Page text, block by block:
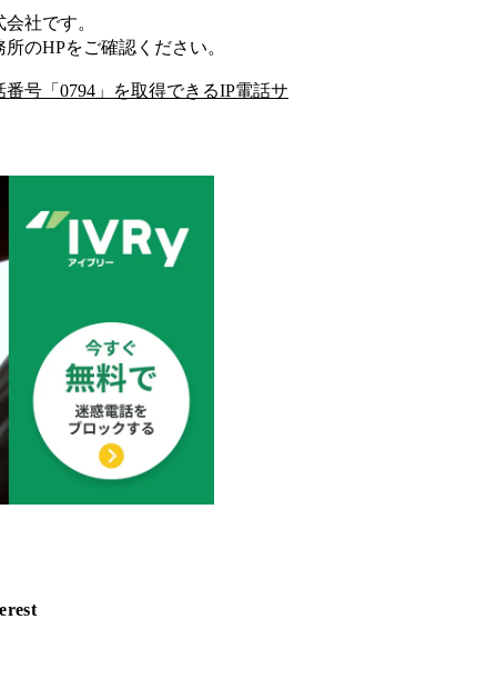
会社です。
所のHPをご確認ください。
号「 0794 」を取得できるIP電話サ